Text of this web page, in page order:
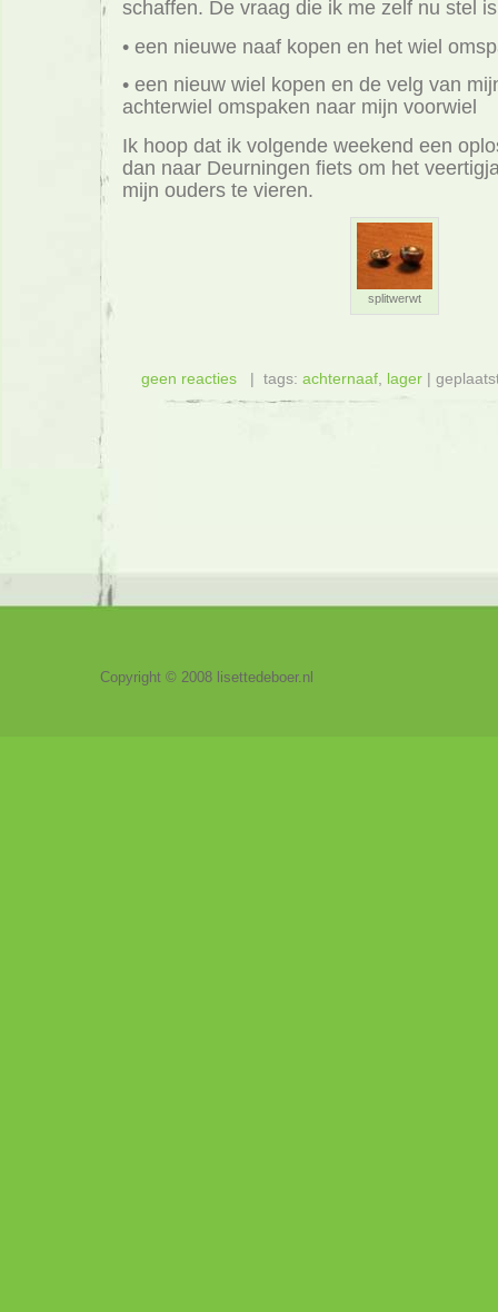
schaffen. De vraag die ik me zelf nu stel
• een nieuwe naaf kopen en het wiel
• een nieuw wiel kopen en de velg van
achterwiel omspaken naar mijn voorwiel
Ik hoop dat ik volgende weekend een
dan naar Deurningen fiets om het
mijn ouders te vieren.
splitwerwt
geen reacties | tags: achternaaf lager |
Copyright © 2008 lisettedeboer.nl